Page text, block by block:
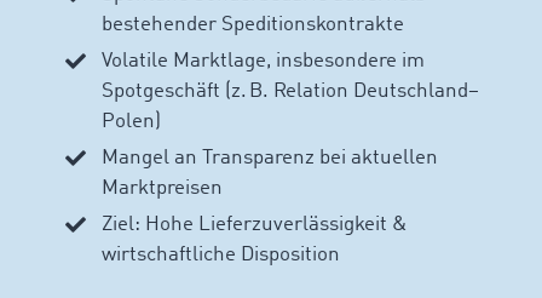
bestehender Speditionskontrakte
Volatile Marktlage, insbesondere im
Spotgeschäft (z. B. Relation Deutschland–
Polen)
Mangel an Transparenz bei aktuellen
Marktpreisen
Ziel: Hohe Lieferzuverlässigkeit &
wirtschaftliche Disposition